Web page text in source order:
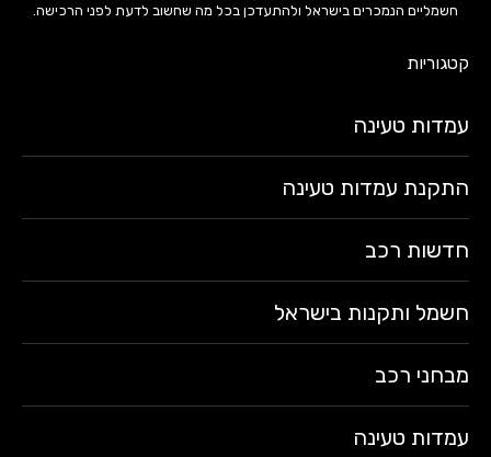
חשמליים הנמכרים בישראל ולהתעדכן בכל מה שחשוב לדעת לפני הרכישה.
קטגוריות
עמדות טעינה
התקנת עמדות טעינה
חדשות רכב
חשמל ותקנות בישראל
מבחני רכב
עמדות טעינה